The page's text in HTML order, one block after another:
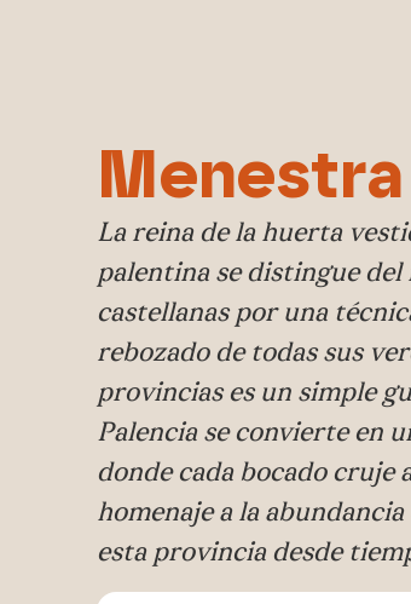
La reina de la huerta
palentina se distingue
castellanas por una
rebozado de todas sus
provincias es un simple
Palencia se convierte en
donde cada bocado cruje
homenaje a la
esta provincia desde